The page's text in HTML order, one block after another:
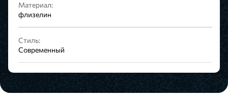
Материал:
флизелин
Стиль:
Современный